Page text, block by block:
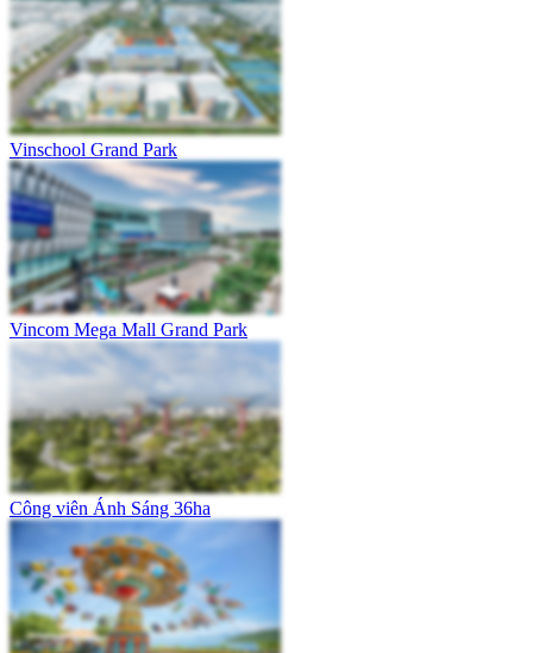
Vinschool Grand Park
Vincom Mega Mall Grand Park
Công viên Ánh Sáng 36ha